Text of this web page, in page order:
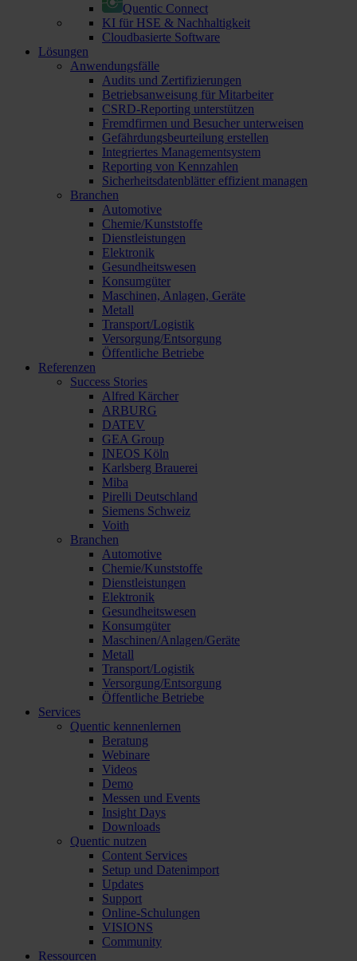
Quentic Connect
KI für HSE & Nachhaltigkeit
Cloudbasierte Software
Lösungen
Anwendungsfälle
Audits und Zertifizierungen
Betriebsanweisung für Mitarbeiter
CSRD-Reporting unterstützen
Fremdfirmen und Besucher unterweisen
Gefährdungsbeurteilung erstellen
Integriertes Managementsystem
Reporting von Kennzahlen
Sicherheitsdatenblätter effizient managen
Branchen
Automotive
Chemie/Kunststoffe
Dienstleistungen
Elektronik
Gesundheitswesen
Konsumgüter
Maschinen, Anlagen, Geräte
Metall
Transport/Logistik
Versorgung/Entsorgung
Öffentliche Betriebe
Referenzen
Success Stories
Alfred Kärcher
ARBURG
DATEV
GEA Group
INEOS Köln
Karlsberg Brauerei
Miba
Pirelli Deutschland
Siemens Schweiz
Voith
Branchen
Automotive
Chemie/Kunststoffe
Dienstleistungen
Elektronik
Gesundheitswesen
Konsumgüter
Maschinen/Anlagen/Geräte
Metall
Transport/Logistik
Versorgung/Entsorgung
Öffentliche Betriebe
Services
Quentic kennenlernen
Beratung
Webinare
Videos
Demo
Messen und Events
Insight Days
Downloads
Quentic nutzen
Content Services
Setup und Datenimport
Updates
Support
Online-Schulungen
VISIONS
Community
Ressourcen